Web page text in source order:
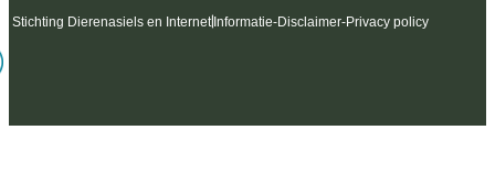
Stichting Dierenasiels en Internet Informatie-Disclaimer-Privacy policy